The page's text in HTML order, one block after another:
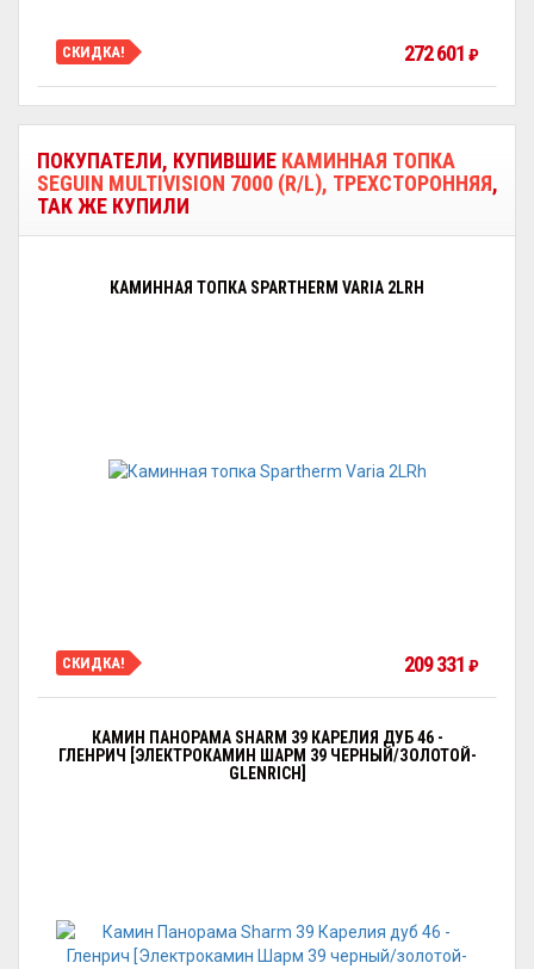
СКИДКА! 272 601 ₽
ПОКУПАТЕЛИ, КУПИВШИЕ КАМИННАЯ ТОПКА
SEGUIN MULTIVISION 7000 (R/L), ТРЕХСТОРОННЯЯ,
ТАК ЖЕ КУПИЛИ
КАМИННАЯ ТОПКА SPARTHERM VARIA 2LRH
СКИДКА! 209 331 ₽
КАМИН ПАНОРАМА SHARM 39 КАРЕЛИЯ ДУБ 46 -
ГЛЕНРИЧ [ЭЛЕКТРОКАМИН ШАРМ 39 ЧЕРНЫЙ/ЗОЛОТОЙ-
GLENRICH]